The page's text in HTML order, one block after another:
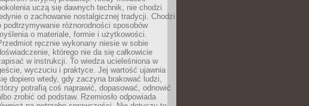
uczą się dawnych technik, nie chodzi
o zachowanie nostalgicznej tradycji. Chodzi
podtrzymywanie różnorodności sposobów
o materiale, formie i użytkowości.
ręcznie wykonany niesie w sobie
którego nie da się całkowicie
w instrukcji. To wiedza ucieleśniona w
wyczuciu i praktyce. Jej wartość ujawnia
dopiero wtedy, gdy zaczyna brakować ludzi,
potrafią coś naprawić, dopasować, odnowić
zrobić od podstaw. Rzemiosło odpowiada